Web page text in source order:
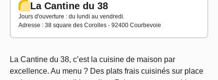
La Cantine du 38
Jours d'ouverture : du lundi au vendredi.
Adresse : 38 square des Corolles - 92400 Courbevoie
La Cantine du 38, c’est la cuisine de maison par
excellence. Au menu ? Des plats frais cuisinés sur place